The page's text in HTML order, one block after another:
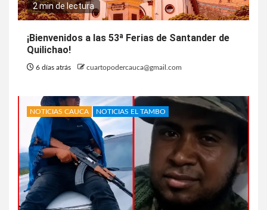
2 min de lectura
¡Bienvenidos a las 53ª Ferias de Santander de
Quilichao!
6 días atrás cuartopodercauca@gmail.com
NOTICIAS CAUCA NOTICIAS EL TAMBO